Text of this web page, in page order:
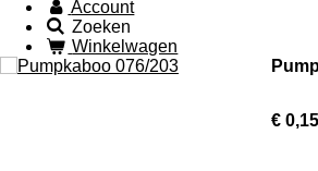
Account
Zoeken
Winkelwagen
€ 0,15